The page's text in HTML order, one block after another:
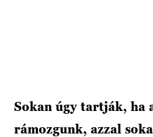
Sokan úgy tartják, ha
rámozgunk, azzal